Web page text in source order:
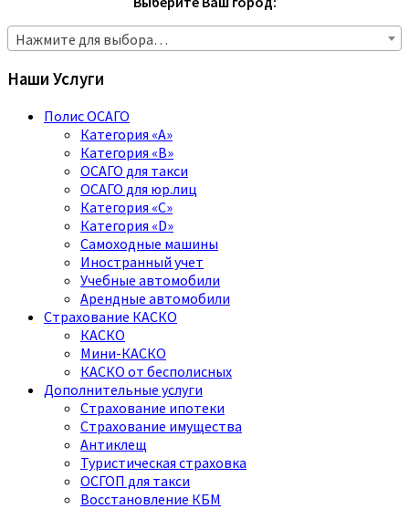
Нажмите для выбора…
Наши Услуги
Полис ОСАГО
Категория «A»
Категория «B»
ОСАГО для такси
ОСАГО для юр.лиц
Категория «C»
Категория «D»
Самоходные машины
Иностранный учет
Учебные автомобили
Арендные автомобили
Страхование КАСКО
КАСКО
Мини-КАСКО
КАСКО от бесполисных
Дополнительные услуги
Страхование ипотеки
Страхование имущества
Антиклещ
Туристическая страховка
ОСГОП для такси
Восстановление КБМ